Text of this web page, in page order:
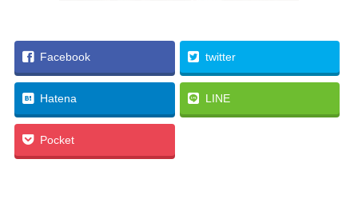
Facebook twitter
Hatena LINE
Pocket